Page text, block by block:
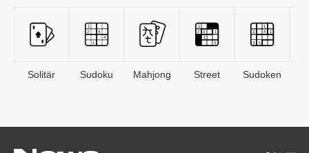
Solitär Sudoku Mahjong Street Sudoken